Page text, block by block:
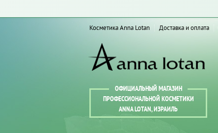
Косметика Anna Lotan Доставка и оплата
ОФИЦИАЛЬНЫЙ МАГАЗИН
ПРОФЕССИОНАЛЬНОЙ КОСМЕТИКИ
ANNA LOTAN, ИЗРАИЛЬ